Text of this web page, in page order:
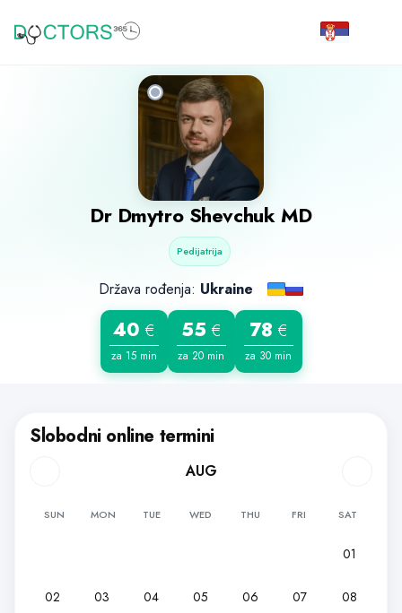
Dr Dmytro Shevchuk MD
Pedijatrija
Država rođenja: Ukraine
40 €
za 15 min
55 €
za 20 min
78 €
za 30 min
Slobodni online termini
AUG
SUN MON TUE WED THU FRI SAT
01
02 03 04 05 06 07 08